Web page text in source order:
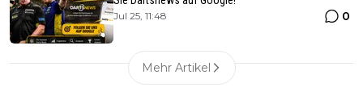
Jul 25, 11:48 0
Mehr Artikel